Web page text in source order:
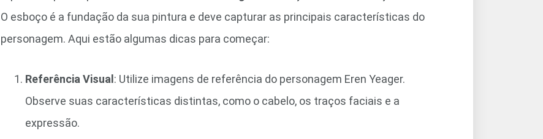
O esboço é a fundação da sua pintura e deve capturar as principais características do
personagem. Aqui estão algumas dicas para começar:
Referência Visual : Utilize imagens de referência do personagem Eren Yeager.
Observe suas características distintas, como o cabelo, os traços faciais e a
expressão.